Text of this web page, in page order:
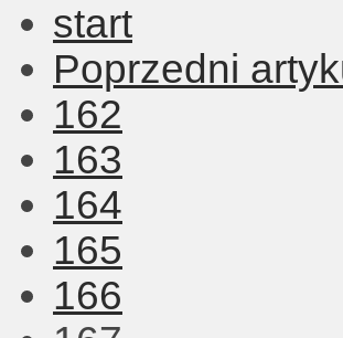
start
Poprzedni
162
163
164
165
166